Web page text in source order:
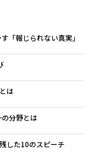
「報じられない真実」
は
分野とは
した10のスピーチ